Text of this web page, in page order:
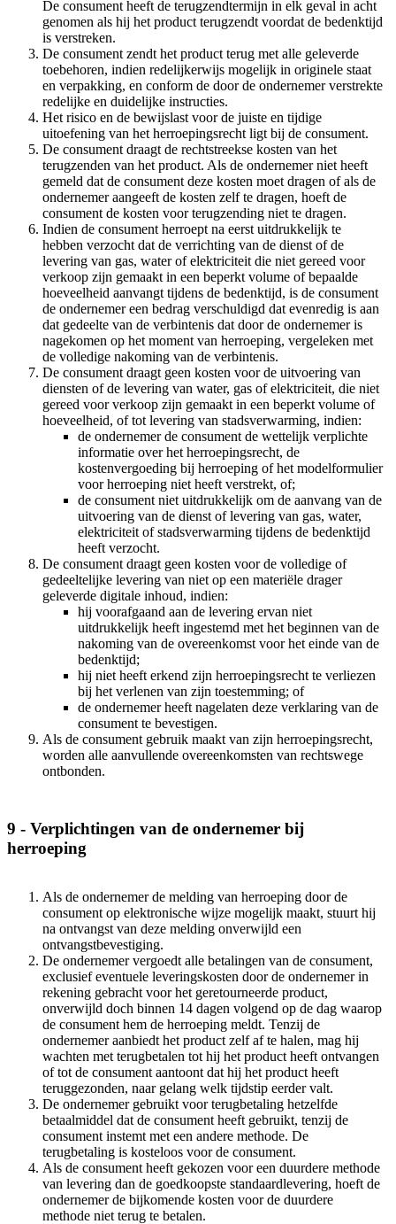
De consument heeft de terugzendtermijn in elk geval in acht
genomen als hij het product terugzendt voordat de bedenktijd
is verstreken.
De consument zendt het product terug met alle geleverde
toebehoren, indien redelijkerwijs mogelijk in originele staat
en verpakking, en conform de door de ondernemer verstrekte
redelijke en duidelijke instructies.
Het risico en de bewijslast voor de juiste en tijdige
uitoefening van het herroepingsrecht ligt bij de consument.
De consument draagt de rechtstreekse kosten van het
terugzenden van het product. Als de ondernemer niet heeft
gemeld dat de consument deze kosten moet dragen of als de
ondernemer aangeeft de kosten zelf te dragen, hoeft de
consument de kosten voor terugzending niet te dragen.
Indien de consument herroept na eerst uitdrukkelijk te
hebben verzocht dat de verrichting van de dienst of de
levering van gas, water of elektriciteit die niet gereed voor
verkoop zijn gemaakt in een beperkt volume of bepaalde
hoeveelheid aanvangt tijdens de bedenktijd, is de consument
de ondernemer een bedrag verschuldigd dat evenredig is aan
dat gedeelte van de verbintenis dat door de ondernemer is
nagekomen op het moment van herroeping, vergeleken met
de volledige nakoming van de verbintenis.
De consument draagt geen kosten voor de uitvoering van
diensten of de levering van water, gas of elektriciteit, die niet
gereed voor verkoop zijn gemaakt in een beperkt volume of
hoeveelheid, of tot levering van stadsverwarming, indien:
de ondernemer de consument de wettelijk verplichte
informatie over het herroepingsrecht, de
kostenvergoeding bij herroeping of het modelformulier
voor herroeping niet heeft verstrekt, of;
de consument niet uitdrukkelijk om de aanvang van de
uitvoering van de dienst of levering van gas, water,
elektriciteit of stadsverwarming tijdens de bedenktijd
heeft verzocht.
De consument draagt geen kosten voor de volledige of
gedeeltelijke levering van niet op een materiële drager
geleverde digitale inhoud, indien:
hij voorafgaand aan de levering ervan niet
uitdrukkelijk heeft ingestemd met het beginnen van de
nakoming van de overeenkomst voor het einde van de
bedenktijd;
hij niet heeft erkend zijn herroepingsrecht te verliezen
bij het verlenen van zijn toestemming; of
de ondernemer heeft nagelaten deze verklaring van de
consument te bevestigen.
Als de consument gebruik maakt van zijn herroepingsrecht,
worden alle aanvullende overeenkomsten van rechtswege
ontbonden.
9 - Verplichtingen van de ondernemer bij
herroeping
Als de ondernemer de melding van herroeping door de
consument op elektronische wijze mogelijk maakt, stuurt hij
na ontvangst van deze melding onverwijld een
ontvangstbevestiging.
De ondernemer vergoedt alle betalingen van de consument,
exclusief eventuele leveringskosten door de ondernemer in
rekening gebracht voor het geretourneerde product,
onverwijld doch binnen 14 dagen volgend op de dag waarop
de consument hem de herroeping meldt. Tenzij de
ondernemer aanbiedt het product zelf af te halen, mag hij
wachten met terugbetalen tot hij het product heeft ontvangen
of tot de consument aantoont dat hij het product heeft
teruggezonden, naar gelang welk tijdstip eerder valt.
De ondernemer gebruikt voor terugbetaling hetzelfde
betaalmiddel dat de consument heeft gebruikt, tenzij de
consument instemt met een andere methode. De
terugbetaling is kosteloos voor de consument.
Als de consument heeft gekozen voor een duurdere methode
van levering dan de goedkoopste standaardlevering, hoeft de
ondernemer de bijkomende kosten voor de duurdere
methode niet terug te betalen.